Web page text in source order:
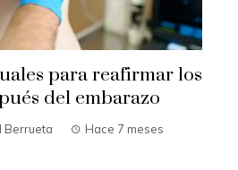
para reafirmar los
del embarazo
Berrueta Hace 7 meses